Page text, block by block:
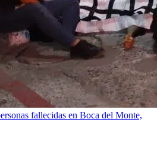
fallecidas en Boca del Monte,